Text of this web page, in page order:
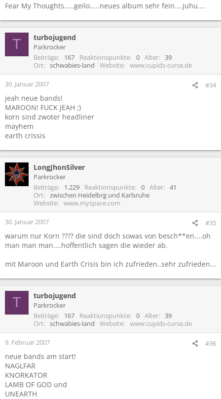
Fear My Thoughts.....geilo.....neues album sehr fein....juhu....
T turbojugend
Parkrocker
Beiträge
167 Reaktionspunkte 0 Alter
39
Ort
schwabies-land Website www.cupids-curse.de
30. Januar 2007 #34
jeah neue bands!
MAROON! FUCK JEAH ;)
korn sind zwoter headliner
mayhem
earth crissis
LongJhonSilver
Parkrocker
Beiträge
1.229 Reaktionspunkte 0 Alter
41
Ort
zwischen Heidelbrg und Karlsruhe
Website
www.myspace.com
30. Januar 2007 #35
warum nur Korn ???? die sind doch sowas von besch**en....oh
man man man....hoffentlich sagen die wieder ab.
mit Maroon und Earth Crisis bin ich zufrieden..sehr zufrieden...
T turbojugend
Parkrocker
Beiträge
167 Reaktionspunkte 0 Alter
39
Ort
schwabies-land Website www.cupids-curse.de
9. Februar 2007 #36
neue bands am start!
NAGLFAR
KNORKATOR
LAMB OF GOD und
UNEARTH